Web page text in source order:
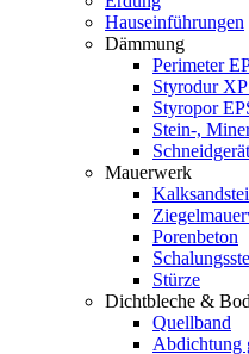
Hauseinführungen
Dämmung
Perimeter
Styrodur
Styropor
Stein-,
Mauerwerk
Porenbeton
Stürze
Dichtbleche &
Quellband
Abdichtung